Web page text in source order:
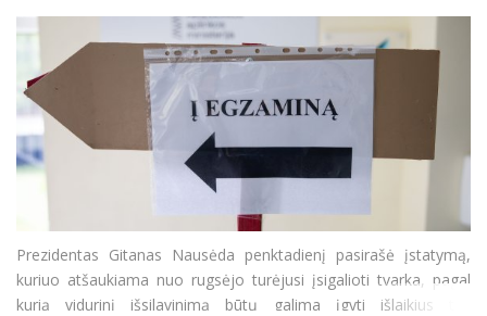
Prezidentas Gitanas Nausėda penktadienį pasirašė įstatymą,
kuriuo atšaukiama nuo rugsėjo turėjusi įsigalioti tvarka, pagal
kurią vidurinį išsilavinimą būtų galima įgyti išlaikius tris